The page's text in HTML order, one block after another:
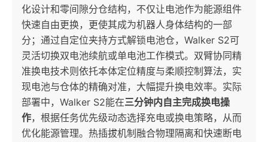
化设计和零间隙分仓结构，不仅让电池作为能源组件
快速自由更换，更使其成为机器人身体结构的一部
分；通过自定位夹持方式解锁电池仓，Walker S2可
灵活切换双电池续航或单电池工作模式。双臂协同精
准换电技术则依托本体定位精度与柔顺控制算法，实
现电池与仓体的精确对准，大幅提升换电效率。实际
部署中，Walker S2能在三分钟内自主完成换电操
作，根据任务优先级动态选择充电或换电策略，从而
优化能源管理。热插拔机制融合物理隔离和快速断电